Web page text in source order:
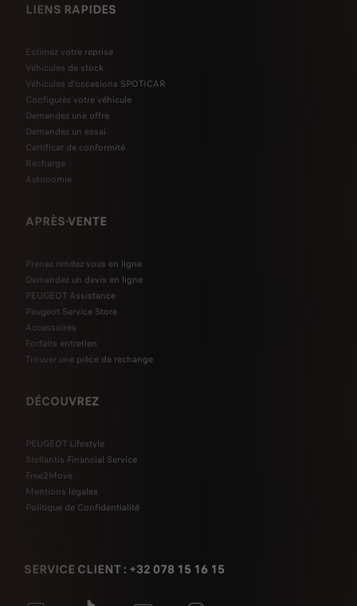
LIENS RAPIDES
Estimez votre reprise
Véhicules de stock
Véhicules d'occasions SPOTICAR
Configurez votre véhicule
Demandez une offre
Demandez un essai
Certificat de conformité
Recharge
Autonomie
APRÈS-VENTE
Prenez rendez-vous en ligne
Demandez un devis en ligne
PEUGEOT Assistance
Peugeot Service Store
Accessoires
Forfaits entretien
Trouver une pièce de rechange
DÉCOUVREZ
PEUGEOT Lifestyle
Stellantis Financial Service
Free2Move
Mentions légales
Politique de Confidentialité
SERVICE CLIENT : +32 078 15 16 15